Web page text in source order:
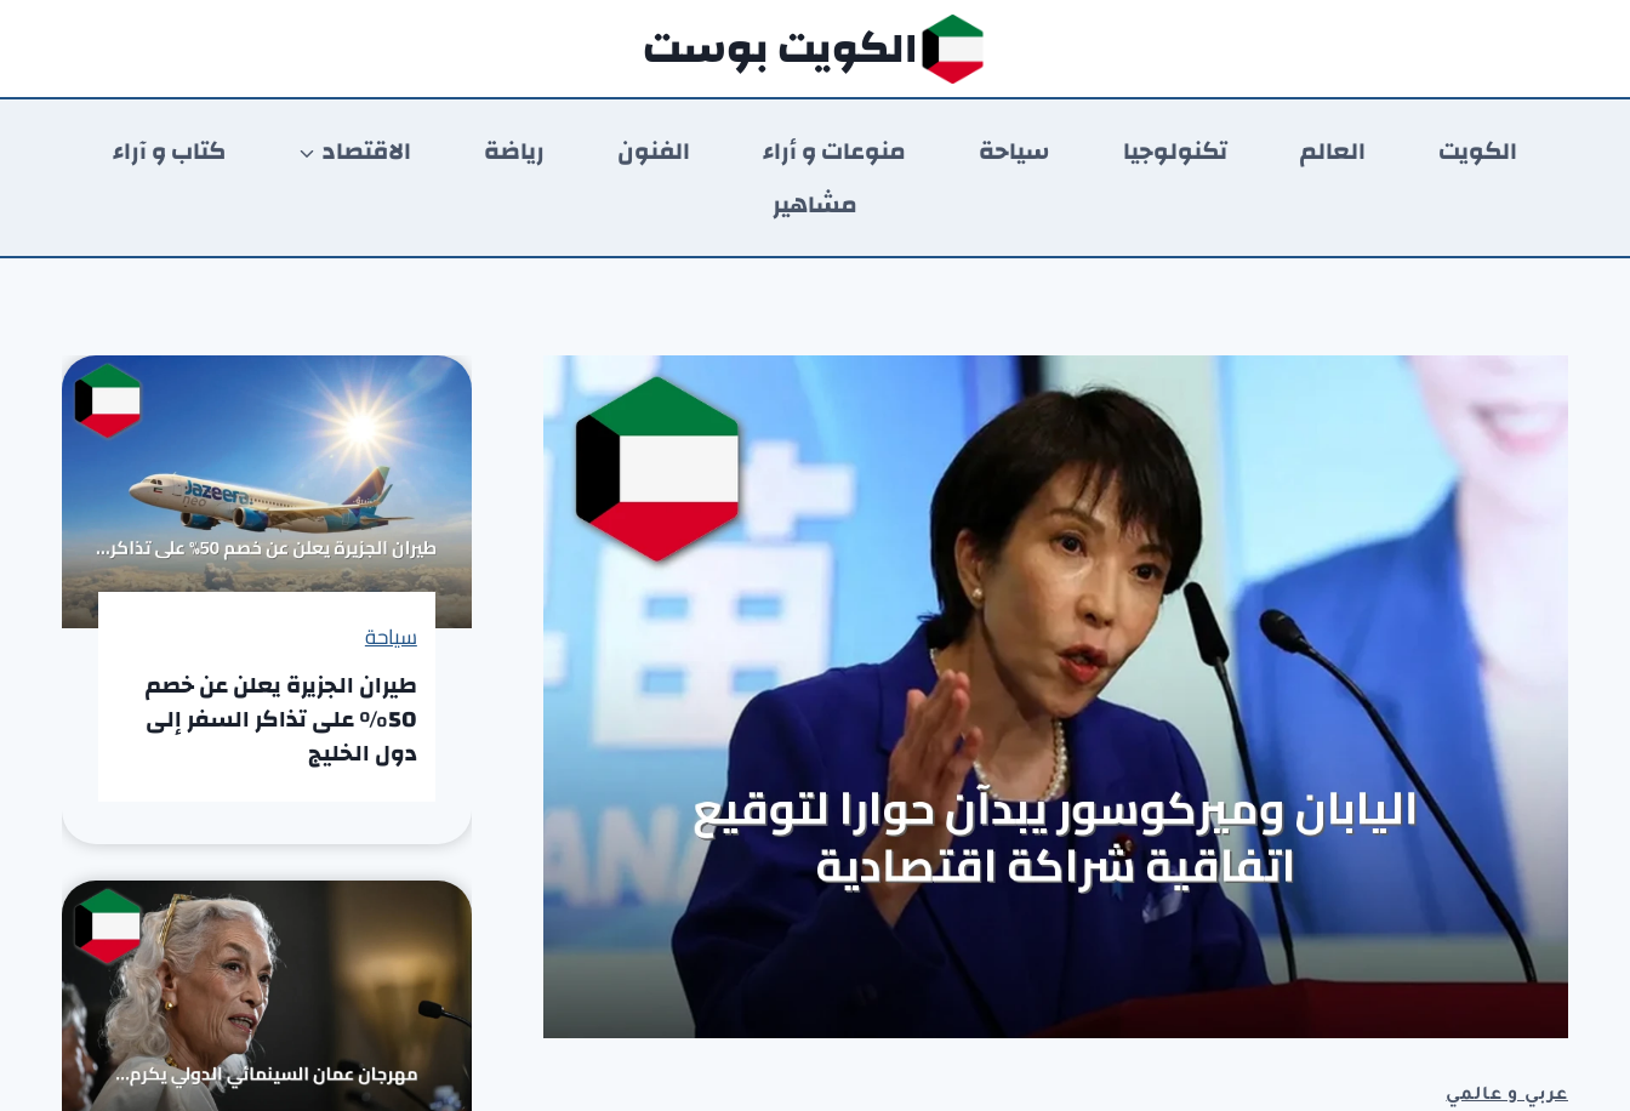
المحتوى
الكويت بوست
الكويت العالم تكنولوجيا سياحة منوعات و أراء الفنون رياضة الاقتصاد
كتاب و آراء
مشاهير
عربي و عالمي
سياحة
طيران الجزيرة يعلن عن خصم
50% على تذاكر السفر إلى
دول الخليج